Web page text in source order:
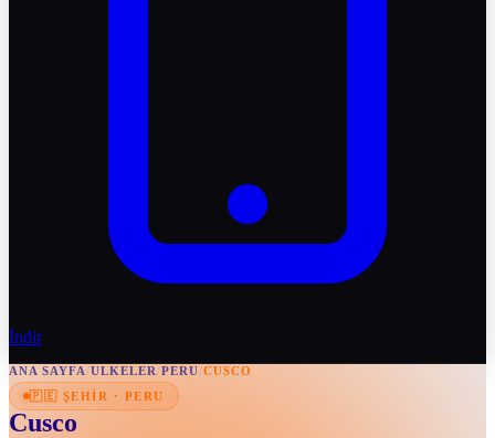
İndir
ANA SAYFA/ULKELER/PERU/CUSCO
🇵🇪 ŞEHIR · PERU
Cusco